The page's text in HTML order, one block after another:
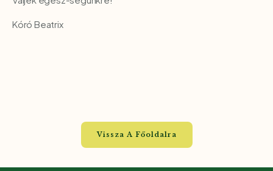
Kóró Beatrix
Vissza A Főoldalra